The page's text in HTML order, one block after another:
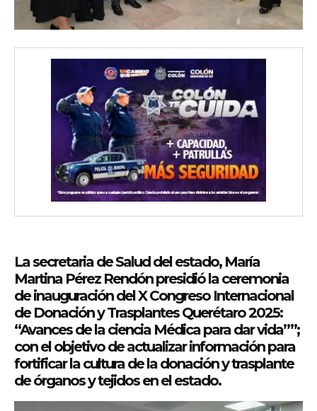
La secretaria de Salud del estado, María
Martina Pérez Rendón presidió la ceremonia
de inauguración del X Congreso Internacional
de Donación y Trasplantes Querétaro 2025:
“Avances de la ciencia Médica para dar vida””;
con el objetivo de actualizar información para
fortificar la cultura de la donación y trasplante
de órganos y tejidos en el estado.